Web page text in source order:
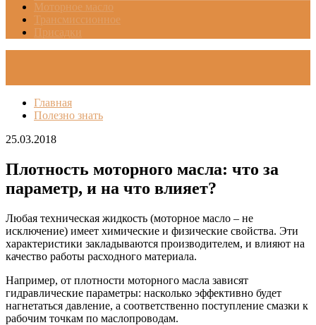
Моторное масло
Трансмиссионное
Присадки
Главная
Полезно знать
25.03.2018
Плотность моторного масла: что за
параметр, и на что влияет?
Любая техническая жидкость (моторное масло – не
исключение) имеет химические и физические свойства. Эти
характеристики закладываются производителем, и влияют на
качество работы расходного материала.
Например, от плотности моторного масла зависят
гидравлические параметры: насколько эффективно будет
нагнетаться давление, а соответственно поступление смазки к
рабочим точкам по маслопроводам.